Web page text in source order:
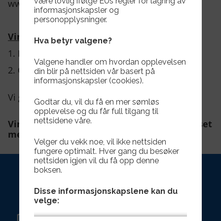
www.tafjord.no
Vinnere av 2 Gavekort :
1. Kaja Fredriksen
2. Oscar Sørnes
Vi gratulere vinnerne med gavekort fra Tafjord.
Vinnerne kan hente gavekortet på Herdhuset
mellom 08- 15:30 på hverdager.
informasjonskapsler og
personopplysninger.
Hva betyr valgene?
Valgene handler om hvordan opplevelsen
din blir på nettsiden vår basert på
informasjonskapsler (cookies).
Godtar du, vil du få en mer sømløs
opplevelse og du får full tilgang til
nettsidene våre.
Velger du vekk noe, vil ikke nettsiden
fungere optimalt. Hver gang du besøker
nettsiden igjen vil du få opp denne
boksen.
Disse informasjonskapslene kan du
velge: